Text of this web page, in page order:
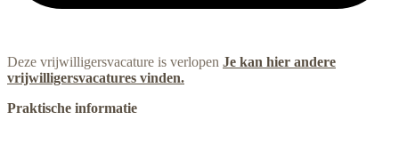
Deze vrijwilligersvacature is verlopen Je kan hier andere
vrijwilligersvacatures vinden.
Praktische informatie